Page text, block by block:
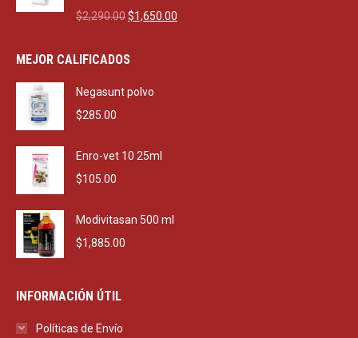
$2,290.00Original
was:
$1,650.00
MEJOR CALIFICADOS
Negasunt polvo
$285.00
Enro-vet 10 25ml
$105.00
Modivitasan 500 ml
$1,885.00
INFORMACIÓN ÚTIL
Políticas de Envío